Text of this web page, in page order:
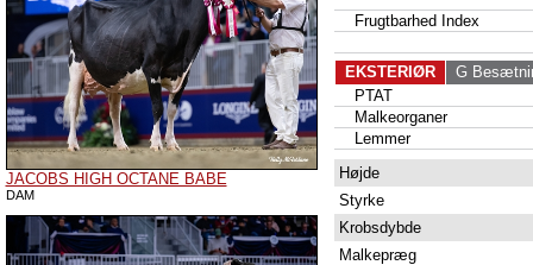
JACOBS HIGH OCTANE BABE
DAM
Frugtbarhed Index
EKSTERIØR
G
PTAT
Malkeorganer
Lemmer
Højde
Styrke
Krobsdybde
Malkepræg